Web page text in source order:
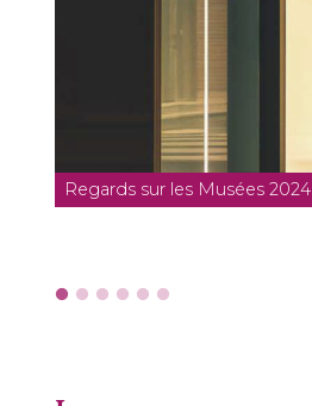
Regards sur les Musées 2024